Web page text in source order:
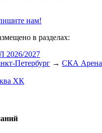
нам!
в разделах:
2026/2027
Петербург → СКА Арена
ХК